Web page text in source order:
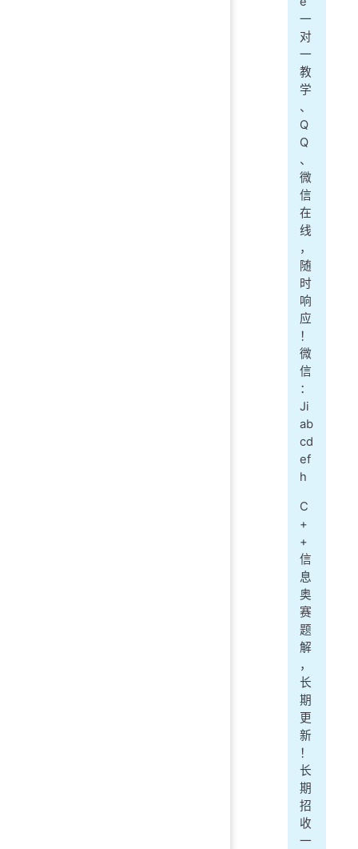
一
对
一
教
学
、
Q
Q
、
微
信
在
线
，
随
时
响
应
！
微
信
：
Ji
ab
cd
ef
h
C
+
+
信
息
奥
赛
题
解
，
长
期
更
新
！
长
期
招
收
一